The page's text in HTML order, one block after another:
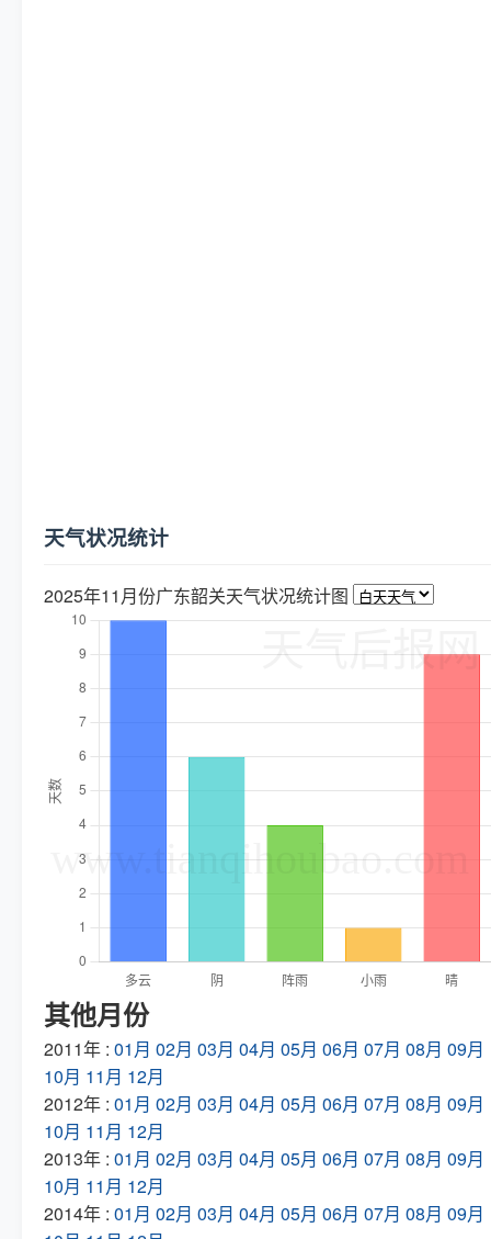
天气状况统计
2025年11月份广东韶关天气状况统计图
其他月份
2011年 : 01月 02月 03月 04月 05月 06月 07月 08月 09月
10月 11月 12月
2012年 : 01月 02月 03月 04月 05月 06月 07月 08月 09月
10月 11月 12月
2013年 : 01月 02月 03月 04月 05月 06月 07月 08月 09月
10月 11月 12月
2014年 : 01月 02月 03月 04月 05月 06月 07月 08月 09月